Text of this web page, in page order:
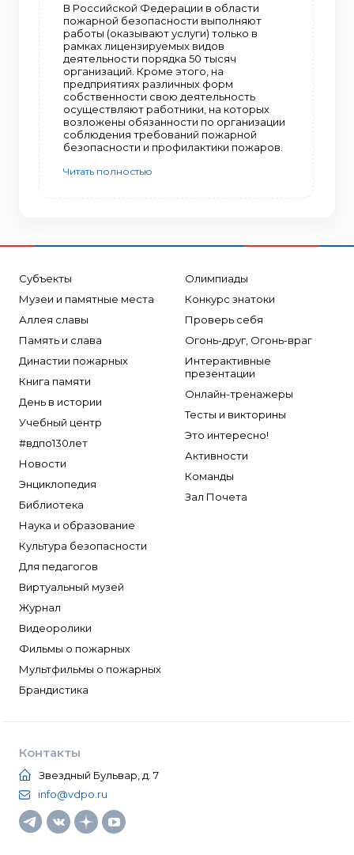
В Российской Федерации в области
пожарной безопасности выполняют
работы (оказывают услуги) только в
рамках лицензируемых видов
деятельности порядка 50 тысяч
организаций. Кроме этого, на
предприятиях различных форм
собственности свою деятельность
осуществляют работники, на которых
возложены обязанности по организации
соблюдения требований пожарной
безопасности и профилактики пожаров.
Читать полностью
Субъекты
Музеи и памятные места
Аллея славы
Память и слава
Династии пожарных
Книга памяти
День в истории
Учебный центр
#вдпо130лет
Новости
Энциклопедия
Библиотека
Наука и образование
Культура безопасности
Для педагогов
Виртуальный музей
Журнал
Видеоролики
Фильмы о пожарных
Мультфильмы о пожарных
Брандистика
Олимпиады
Конкурс знатоки
Проверь себя
Огонь-друг, Огонь-враг
Интерактивные
презентации
Онлайн-тренажеры
Тесты и викторины
Это интересно!
Активности
Команды
Зал Почета
Контакты
Звездный Бульвар, д. 7
info@vdpo.ru